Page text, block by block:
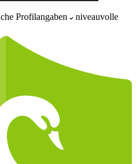
Profilangaben
niveauvolle